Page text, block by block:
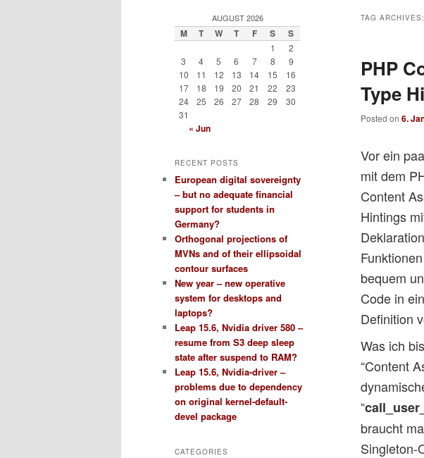
TAG ARCHIVES:
PHP
Type
Posted on 6.
Vor ein
mit dem
Content
Hintings
bequem
Code in
Definition
Was ich
“Content
“
braucht
Singleton-
AUGUST 2026
M T W T F S S
1
2
3
4 5 6 7 8
9
10
11 12 13 14 15
16
17
18 19 20 21 22
23
24
25 26 27 28 29
30
31
« Jun
RECENT POSTS
European digital sovereignty
– but no adequate financial
support for students in
Germany?
Orthogonal projections of
MVNs and of their ellipsoidal
contour surfaces
New year – new operative
system for desktops and
laptops?
Leap 15.6, Nvidia driver 580 –
resume from S3 deep sleep
state after suspend to RAM?
Leap 15.6, Nvidia-driver –
problems due to dependency
on original kernel-default-
devel package
CATEGORIES